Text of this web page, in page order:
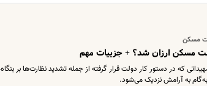
مسکن
مسکن ارزان شد؟ + جزییات مهم
که در دستور کار دولت قرار گرفته از جمله تشدید نظارت‌ها بر
به آرامش نزدیک می‌شود.